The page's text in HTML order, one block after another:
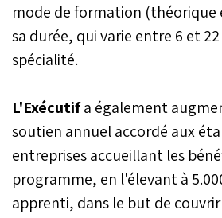
mode de formation (théorique
sa durée, qui varie entre 6 et
spécialité.
L'Exécutifa également
soutien annuel accordé aux
entreprises accueillant les
programme, en l'élevant à
apprenti, dans le but de couvrir